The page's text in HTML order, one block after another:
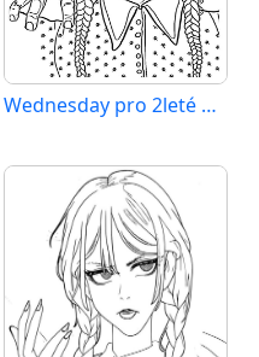
Wednesday pro 2leté Děti